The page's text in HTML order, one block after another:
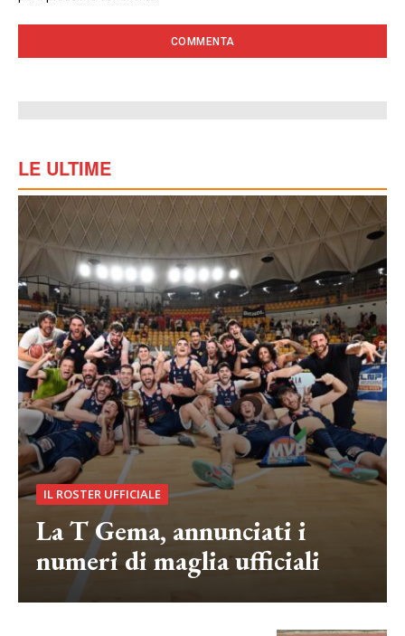
LE ULTIME
IL ROSTER UFFICIALE
La T Gema, annunciati i
numeri di maglia ufficiali